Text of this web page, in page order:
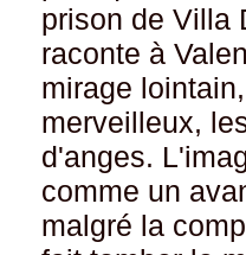
prison de Villa
raconte à
mirage
merveilleux,
d'anges.
comme un
malgré la